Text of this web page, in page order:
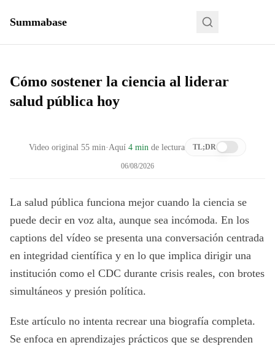
Summabase
Cómo sostener la ciencia al liderar
salud pública hoy
Video original 55 min· Aquí 4 min de lectura TL;DR
06/08/2026
La salud pública funciona mejor cuando la ciencia se
puede decir en voz alta, aunque sea incómoda. En los
captions del vídeo se presenta una conversación centrada
en integridad científica y en lo que implica dirigir una
institución como el CDC durante crisis reales, con brotes
simultáneos y presión política.
Este artículo no intenta recrear una biografía completa.
Se enfoca en aprendizajes prácticos que se desprenden